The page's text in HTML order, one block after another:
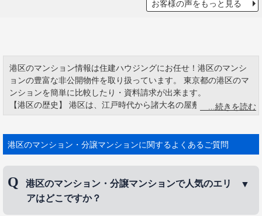
お客様の声をもっと見る
港区のマンション情報は住建ハウジングにお任せ！港区のマンシ
ョンの豊富な非公開物件を取り扱っています。 東京都の港区のマ
ンションを簡単に比較したり・資料請求が出来ます。
【港区の歴史】 港区は、江戸時代から諸大名の屋敷が置かれた由
緒正しい土地柄でもあります。 六本木の名前の由来として「上
とも言われています。 東京タワー、六本木ヒルズ、東京ミッドタ
ウン、赤坂サカス、レインボーブリッジなど、観光名所がたくさ
港区のマンション・分譲マンションに関するよくあるご質問
港区のマンション・分譲マンションで人気のエリ
アはどこですか？